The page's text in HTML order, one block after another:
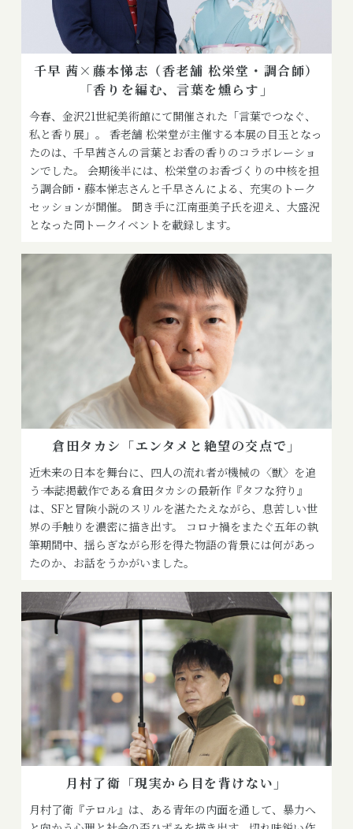
千早 茜×藤本悌志（香老舗 松栄堂・調合師）
「香りを編む、言葉を燻らす」
今春、金沢21世紀美術館にて開催された「言葉でつなぐ、
私と香り展」。 香老舗 松栄堂が主催する本展の目玉となっ
たのは、千早茜さんの言葉とお香の香りのコラボレーショ
ンでした。 会期後半には、松栄堂のお香づくりの中核を担
う調合師・藤本悌志さんと千早さんによる、充実のトーク
セッションが開催。 聞き手に江南亜美子氏を迎え、大盛況
となった同トークイベントを載録します。
倉田タカシ「エンタメと絶望の交点で」
近未来の日本を舞台に、四人の流れ者が機械の〈獣〉を追
う―― 本誌掲載作である倉田タカシの最新作『タフな狩り』
は、SFと冒険小説のスリルを湛たたえながら、息苦しい世
界の手触りを濃密に描き出す。 コロナ禍をまたぐ五年の執
筆期間中、揺らぎながら形を得た物語の背景には何があっ
たのか、お話をうかがいました。
月村了衛「現実から目を背けない」
月村了衛『テロル』は、ある青年の内面を通して、暴力へ